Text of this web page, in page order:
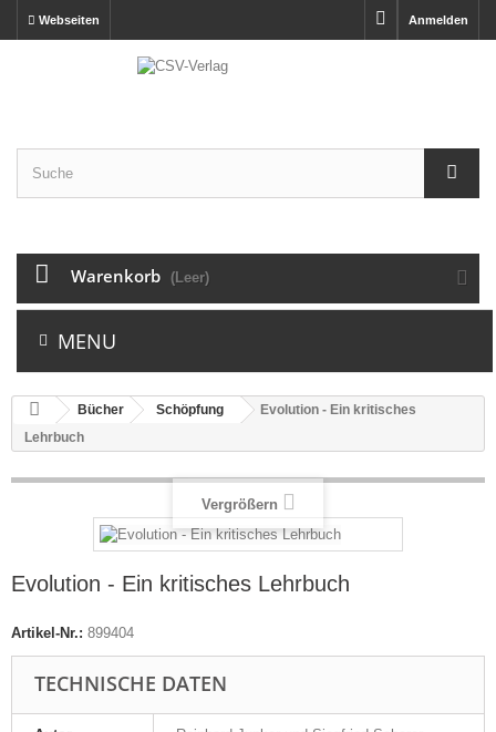
Anmelden
Webseiten
Warenkorb (Leer)
MENU
Bücher Schöpfung
Evolution - Ein kritisches
Lehrbuch
Vergrößern
Evolution - Ein kritisches Lehrbuch
Artikel-Nr.: 899404
TECHNISCHE DATEN